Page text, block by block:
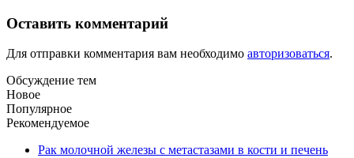
Оставить комментарий
Для отправки комментария вам необходимо авторизоваться.
Обсуждение тем
Новое
Популярное
Рекомендуемое
Рак молочной железы с метастазами в кости и печень